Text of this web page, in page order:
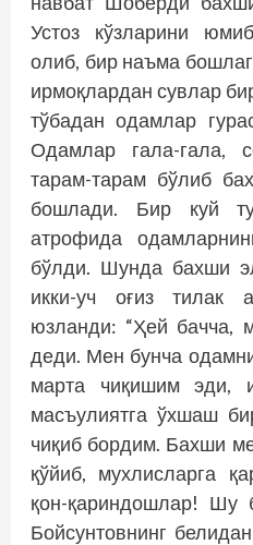
Устоз кўзларини
олиб, бир наъма
ирмоқлардан сувлар
тўбадан одамлар
Одамлар гала-гала,
тарам-тарам бўлиб
бошлади. Бир куй
атрофида
бўлди. Шунда бахши
икки-уч оғиз тилак
юзланди: “Ҳей бачча,
деди. Мен бунча
марта чиқишим эди,
масъулиятга ўхшаш
чиқиб бордим. Бахши
қўйиб, мухлисларга
қон-қариндошлар! Шу
Бойсунтовнинг